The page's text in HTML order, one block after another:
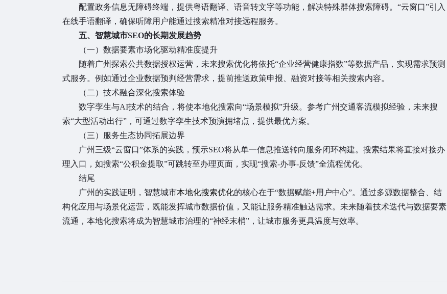
配置政务信息无障碍终端，提供粤语翻译、语音转文字等功能，解决特殊群体搜索障碍。“云窗口”引入
在线手语翻译，确保听障用户能通过搜索精准对接远程服务。
五、智慧城市SEO的长期发展趋势
（一）数据要素市场化驱动精准度提升
随着广州探索公共数据授权运营，未来搜索优化将依托“企业经营健康指数”等数据产品，实现需求预测
式服务。例如通过企业数据预判经营需求，提前推送政策申报、融资对接等相关搜索内容。
（二）技术融合深化搜索体验
数字孪生与AI技术的结合，将使本地化搜索向“场景模拟”升级。参考广州交通客流模拟经验，未来搜
索“大型活动出行”，可通过数字孪生技术预演拥堵点，提供最优方案。
（三）服务生态协同拓展边界
广州三级“云窗口”体系的实践，预示SEO将从单一信息推送转向服务闭环构建。搜索结果将直接对接办
理入口，如搜索“公积金提取”可跳转至办理页面，实现“搜索-办事-反馈”全流程优化。
结尾
广州的实践证明，智慧城市本地化搜索优化的核心在于“数据赋能+用户中心”。通过多源数据整合、结
构化应用与场景化运营，既能发挥城市数据价值，又能让服务精准触达需求。未来随着技术迭代与数据要素
流通，本地化搜索将成为智慧城市治理的“神经末梢”，让城市服务更具温度与效率。